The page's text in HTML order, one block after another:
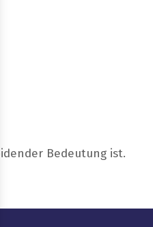
Bedeutung ist.